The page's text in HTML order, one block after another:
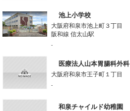
池上小学校
大阪府和泉市池上町３丁目
阪和線 信太山駅
-
医療法人山本胃腸科外科
大阪府和泉市王子町１丁目
-
和泉チャイルド幼稚園